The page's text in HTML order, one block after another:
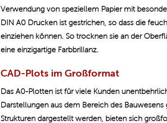
Verwendung von speziellem Papier mit
DIN A0 Drucken ist gestrichen, so dass die
einziehen können. So trocknen sie an der
eine einzigartige Farbbrillanz.
CAD-Plots im Großformat
Das A0-Plotten ist für viele Kunden
Darstellungen aus dem Bereich des
Strukturen dargestellt werden, bieten sich